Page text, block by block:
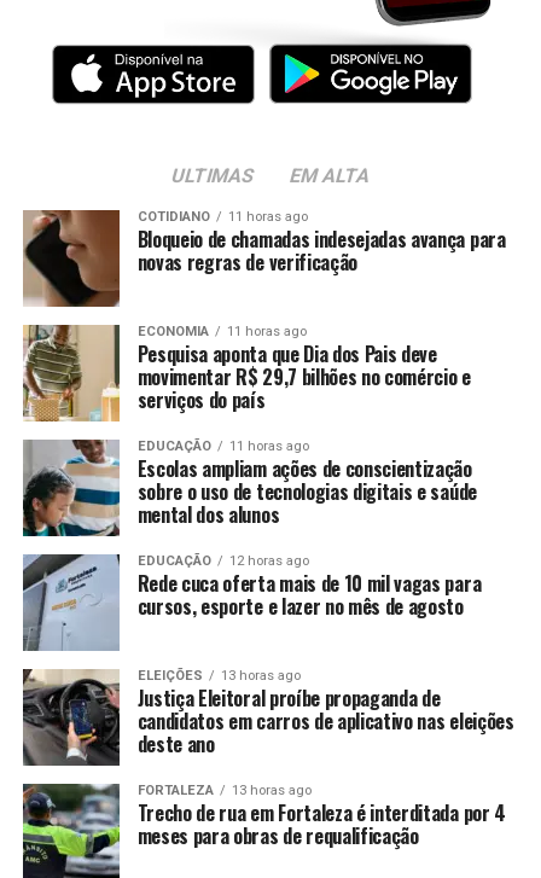
ULTIMAS EM ALTA
COTIDIANO 11 horas ago
Bloqueio de chamadas indesejadas avança para
novas regras de verificação
ECONOMIA 11 horas ago
Pesquisa aponta que Dia dos Pais deve
movimentar R$ 29,7 bilhões no comércio e
serviços do país
EDUCAÇÃO 11 horas ago
Escolas ampliam ações de conscientização
sobre o uso de tecnologias digitais e saúde
mental dos alunos
EDUCAÇÃO 12 horas ago
Rede cuca oferta mais de 10 mil vagas para
cursos, esporte e lazer no mês de agosto
ELEIÇÕES 13 horas ago
Justiça Eleitoral proíbe propaganda de
candidatos em carros de aplicativo nas eleições
deste ano
FORTALEZA 13 horas ago
Trecho de rua em Fortaleza é interditada por 4
meses para obras de requalificação